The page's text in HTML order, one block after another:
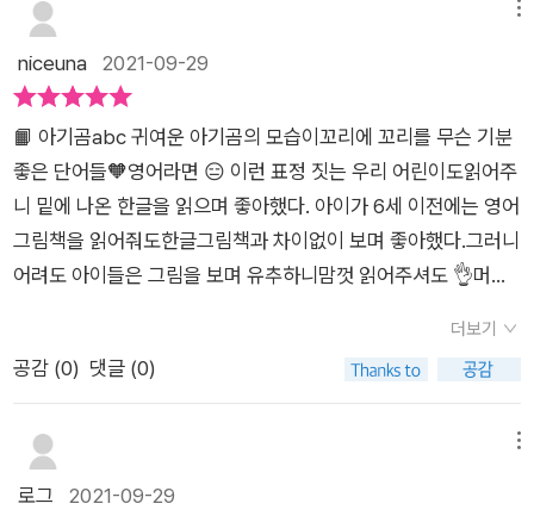
영어에 대해 거부감이 생기기도 전에 흥미롭고 재미있는 언어로
쉽고, 일상속에서 자연스럽게 사용할 수 있는단어들이라 좋아요.
*본 후기는 출판사로부터 도서를 지원받아서 작성한 후기입니
다.
niceuna 2021-09-29
📙 아기곰abc 귀여운 아기곰의 모습이꼬리에 꼬리를 무슨 기분
좋은 단어들🧡영어라면 😑 이런 표정 짓는 우리 어린이도읽어주
니 밑에 나온 한글을 읽으며 좋아했다. 아이가 6세 이전에는 영어
그림책을 읽어줘도한글그림책과 차이없이 보며 좋아했다.그러니
어려도 아이들은 그림을 보며 유추하니맘껏 읽어주셔도 👌머리
건 그림이 귀엽고읽을 수 있는 한글해석이 있어서인지 반응 굿~!
다 읽고나서 알아서 자기는 dancing, glad, happy가 제일 좋단
다.마침 집에있던 abc쿠키로 단어 만들기도 해봤다.(이왕이면 a
bc초코렛이 알파벳이 다 있을듯🤣) 귀여운 그림 구석구석 보는
재미도 쏠쏠~🧡
더보기
공감 (0) 댓글 (0)
로그 2021-09-29